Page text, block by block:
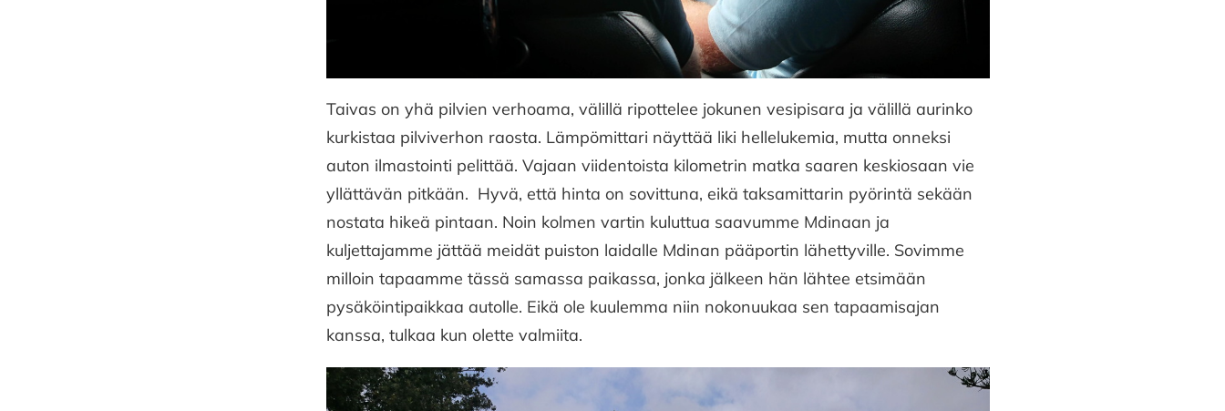
Taivas on yhä pilvien verhoama, välillä ripottelee jokunen vesipisara ja välillä aurinko
kurkistaa pilviverhon raosta. Lämpömittari näyttää liki hellelukemia, mutta onneksi
auton ilmastointi pelittää. Vajaan viidentoista kilometrin matka saaren keskiosaan vie
yllättävän pitkään. Hyvä, että hinta on sovittuna, eikä taksamittarin pyörintä sekään
nostata hikeä pintaan. Noin kolmen vartin kuluttua saavumme Mdinaan ja
kuljettajamme jättää meidät puiston laidalle Mdinan pääportin lähettyville. Sovimme
milloin tapaamme tässä samassa paikassa, jonka jälkeen hän lähtee etsimään
pysäköintipaikkaa autolle. Eikä ole kuulemma niin nokonuukaa sen tapaamisajan
kanssa, tulkaa kun olette valmiita.